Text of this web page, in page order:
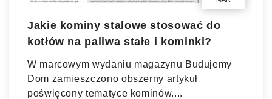
Jakie kominy stalowe stosować do
kotłów na paliwa stałe i kominki?
W marcowym wydaniu magazynu Budujemy
Dom zamieszczono obszerny artykuł
poświęcony tematyce kominów....